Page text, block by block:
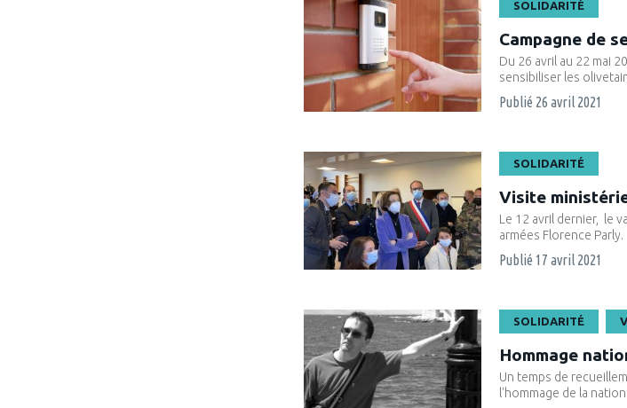
SOLIDARITÉ
Campagne de
Du 26 avril au 22 mai
sensibiliser les
Publié 26 avril 2021
SOLIDARITÉ
Visite
Le 12 avril dernier, le
armées Florence Parly.
Publié 17 avril 2021
SOLIDARITÉ
Hommage
Un temps de
l'hommage de la